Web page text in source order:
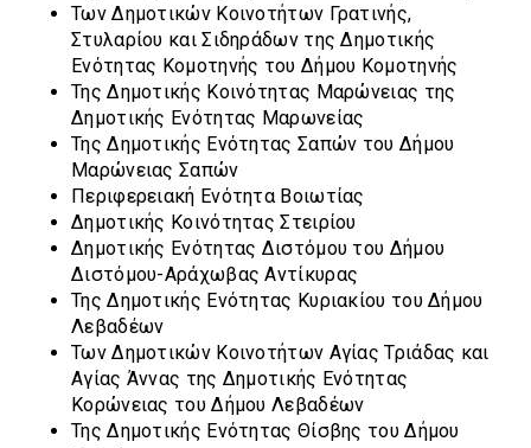
Των Δημοτικών Κοινοτήτων Γρατινής,
Στυλαρίου και Σιδηράδων της Δημοτικής
Ενότητας Κομοτηνής του Δήμου Κομοτηνής
Της Δημοτικής Κοινότητας Μαρώνειας της
Δημοτικής Ενότητας Μαρωνείας
Της Δημοτικής Ενότητας Σαπών του Δήμου
Μαρώνειας Σαπών
Περιφερειακή Ενότητα Βοιωτίας
Δημοτικής Κοινότητας Στειρίου
Δημοτικής Ενότητας Διστόμου του Δήμου
Διστόμου-Αράχωβας Αντίκυρας
Της Δημοτικής Ενότητας Κυριακίου του Δήμου
Λεβαδέων
Των Δημοτικών Κοινοτήτων Αγίας Τριάδας και
Αγίας Άννας της Δημοτικής Ενότητας
Κορώνειας του Δήμου Λεβαδέων
Της Δημοτικής Ενότητας Θίσβης του Δήμου